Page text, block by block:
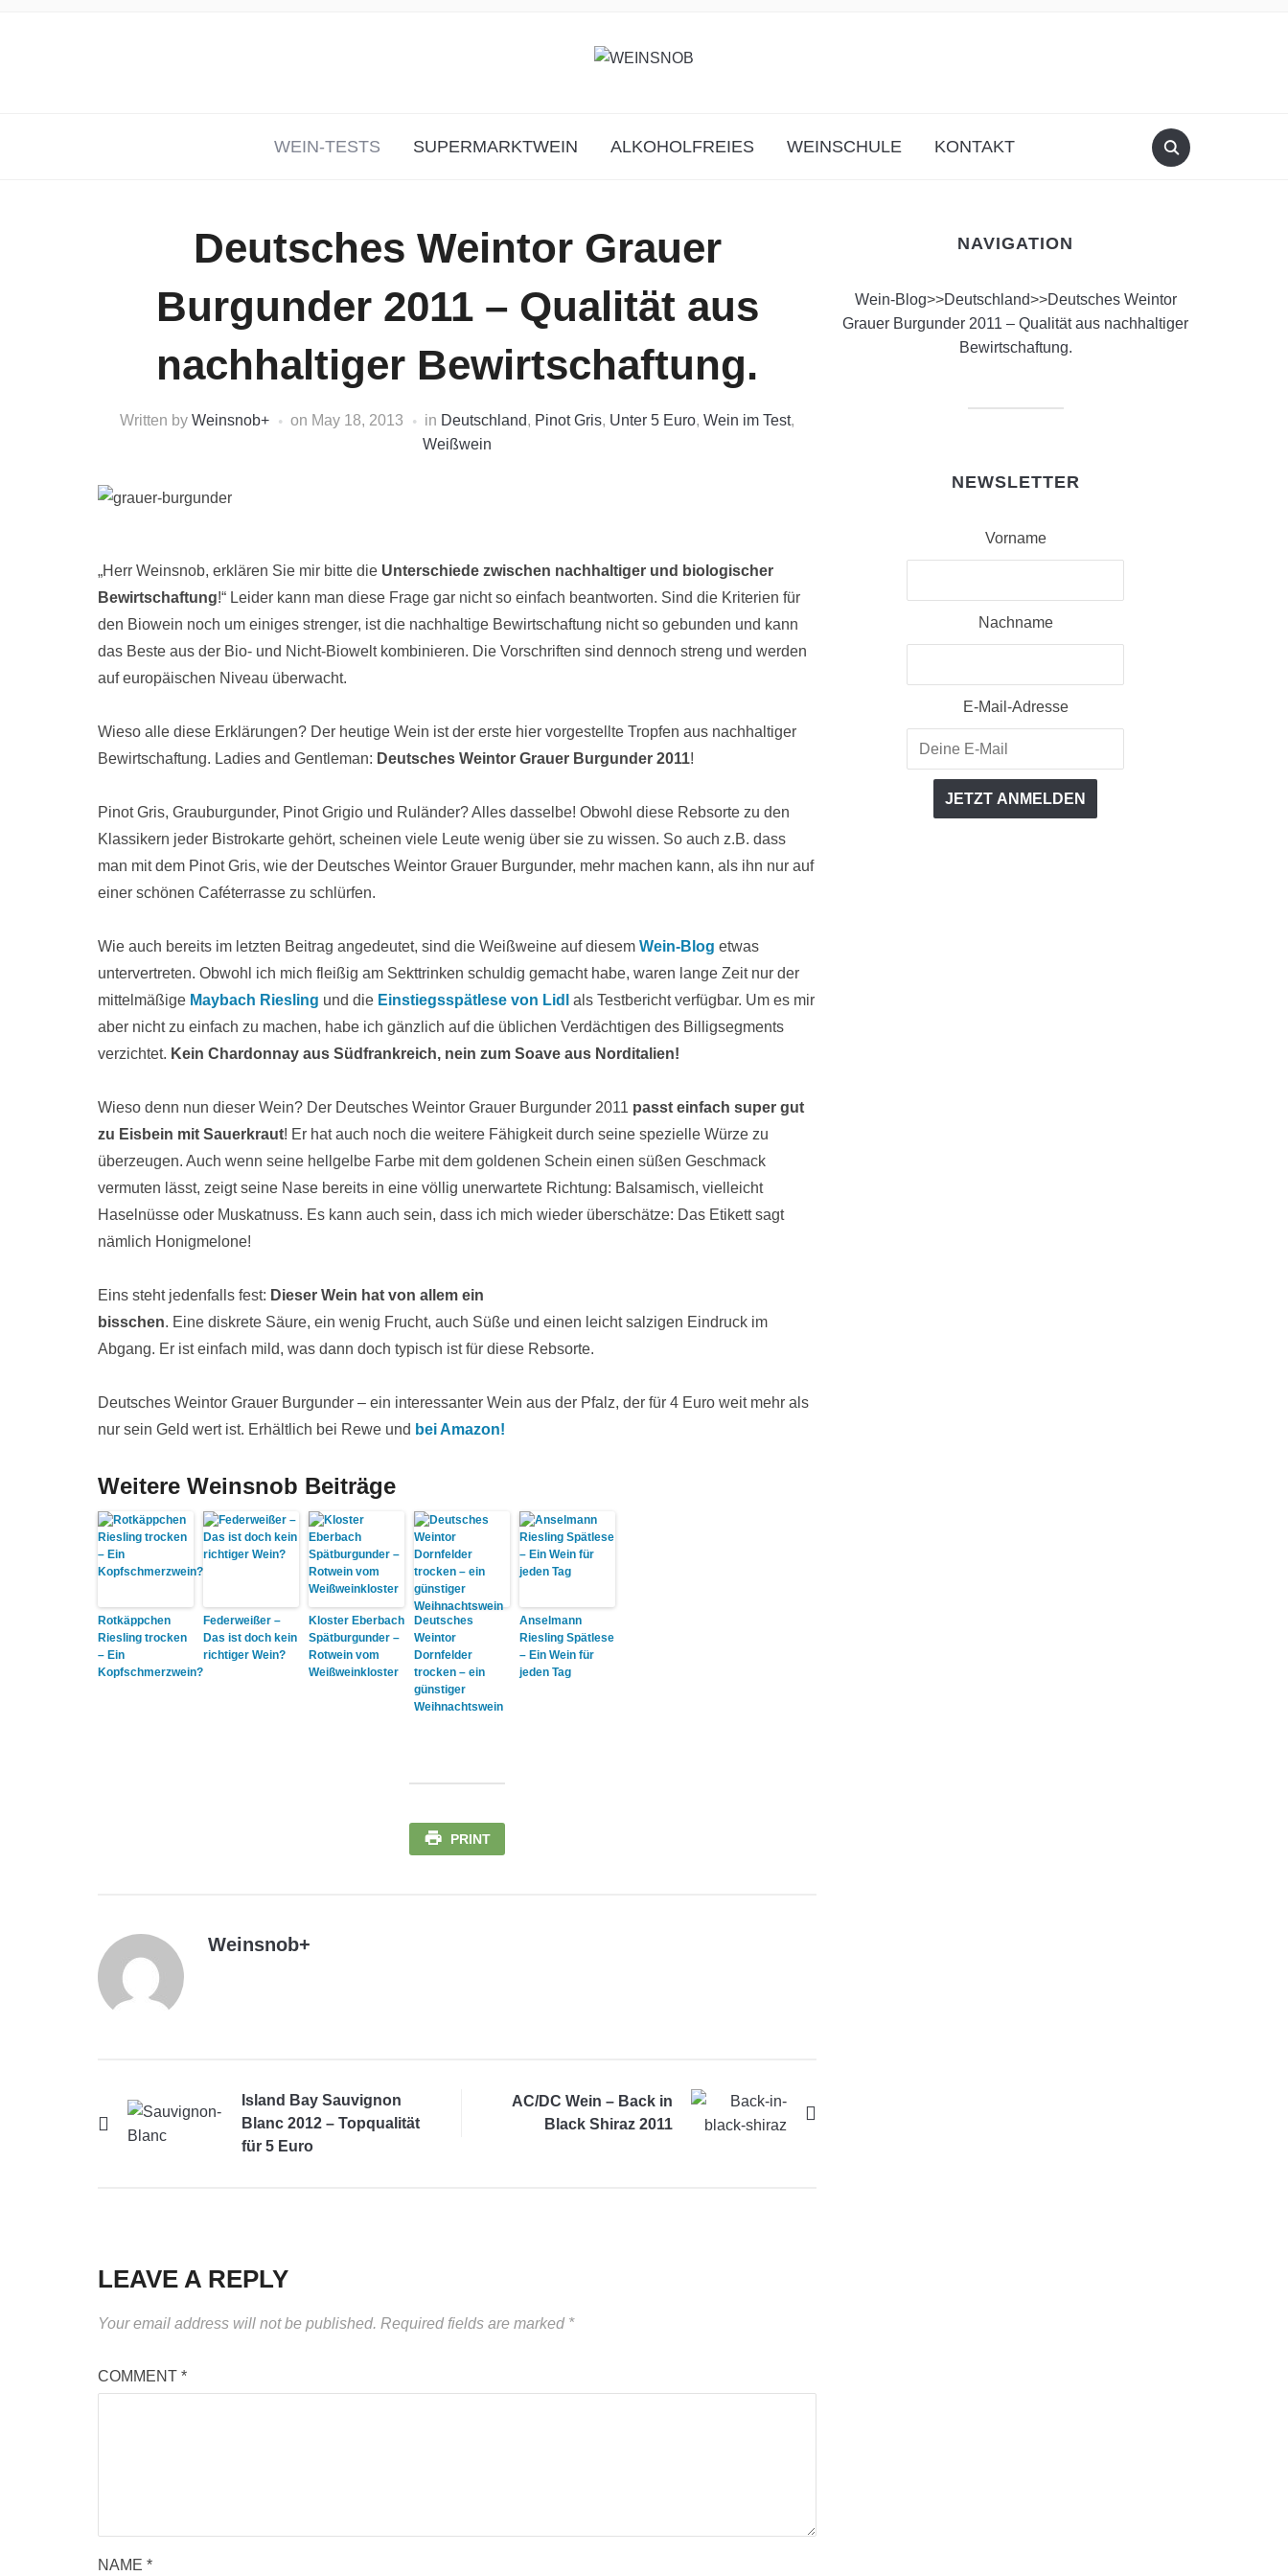
WEIN-TESTS SUPERMARKTWEIN ALKOHOLFREIES WEINSCHULE KONTAKT
Deutsches Weintor Grauer
Burgunder 2011 – Qualität aus
nachhaltiger Bewirtschaftung.
Written by Weinsnob+ on May 18, 2013 in Deutschland, Pinot Gris, Unter 5 Euro, Wein im Test,
Weißwein
„Herr Weinsnob, erklären Sie mir bitte die Unterschiede zwischen nachhaltiger und biologischer
Bewirtschaftung!“ Leider kann man diese Frage gar nicht so einfach beantworten. Sind die Kriterien für
den Biowein noch um einiges strenger, ist die nachhaltige Bewirtschaftung nicht so gebunden und kann
das Beste aus der Bio- und Nicht-Biowelt kombinieren. Die Vorschriften sind dennoch streng und werden
auf europäischen Niveau überwacht.
Wieso alle diese Erklärungen? Der heutige Wein ist der erste hier vorgestellte Tropfen aus nachhaltiger
Bewirtschaftung. Ladies and Gentleman: Deutsches Weintor Grauer Burgunder 2011!
Pinot Gris, Grauburgunder, Pinot Grigio und Ruländer? Alles dasselbe! Obwohl diese Rebsorte zu den
Klassikern jeder Bistrokarte gehört, scheinen viele Leute wenig über sie zu wissen. So auch z.B. dass
man mit dem Pinot Gris, wie der Deutsches Weintor Grauer Burgunder, mehr machen kann, als ihn nur auf
einer schönen Caféterrasse zu schlürfen.
Wie auch bereits im letzten Beitrag angedeutet, sind die Weißweine auf diesem Wein-Blog etwas
untervertreten. Obwohl ich mich fleißig am Sekttrinken schuldig gemacht habe, waren lange Zeit nur der
mittelmäßige Maybach Riesling und die Einstiegsspätlese von Lidl
als Testbericht verfügbar. Um es mir
aber nicht zu einfach zu machen, habe ich gänzlich auf die üblichen Verdächtigen des Billigsegments
verzichtet. Kein Chardonnay aus Südfrankreich, nein zum Soave aus Norditalien!
Wieso denn nun dieser Wein? Der Deutsches Weintor Grauer Burgunder 2011 passt einfach super gut
zu Eisbein mit Sauerkraut! Er hat auch noch die weitere Fähigkeit durch seine spezielle Würze zu
überzeugen. Auch wenn seine hellgelbe Farbe mit dem goldenen Schein einen süßen Geschmack
vermuten lässt, zeigt seine Nase bereits in eine völlig unerwartete Richtung: Balsamisch, vielleicht
Haselnüsse oder Muskatnuss. Es kann auch sein, dass ich mich wieder überschätze: Das Etikett sagt
nämlich Honigmelone!
Eins steht jedenfalls fest: Dieser Wein hat von allem ein
bisschen. Eine diskrete Säure, ein wenig Frucht, auch Süße und einen leicht salzigen Eindruck im
Abgang. Er ist einfach mild, was dann doch typisch ist für diese Rebsorte.
Deutsches Weintor Grauer Burgunder – ein interessanter Wein aus der Pfalz, der für 4 Euro weit mehr als
nur sein Geld wert ist. Erhältlich bei Rewe und bei Amazon!
Weitere Weinsnob Beiträge
Rotkäppchen
Riesling trocken
– Ein
Kopfschmerzwein?
Federweißer –
Das ist doch kein
richtiger Wein?
Kloster Eberbach
Spätburgunder –
Rotwein vom
Weißweinkloster
Deutsches
Weintor
Dornfelder
trocken – ein
günstiger
Weihnachtswein
Anselmann
Riesling Spätlese
– Ein Wein für
jeden Tag
PRINT
Weinsnob+
Island Bay Sauvignon
Blanc 2012 – Topqualität
für 5 Euro
AC/DC Wein – Back in
Black Shiraz 2011
LEAVE A REPLY
Your email address will not be published. Required fields are marked *
COMMENT *
NAME *
NAVIGATION
Wein-Blog>>Deutschland>>Deutsches Weintor
Grauer Burgunder 2011 – Qualität aus nachhaltiger
Bewirtschaftung.
NEWSLETTER
Vorname
Nachname
E-Mail-Adresse